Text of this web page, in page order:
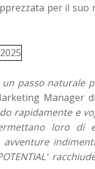
per il suo
passo naturale
Manager
rapidamente e
loro di